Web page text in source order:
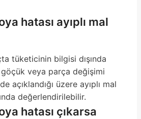
hatası ayıplı mal
tüketicinin bilgisi dışında
veya parça değişimi
açıklandığı üzere ayıplı mal
değerlendirilebilir.
hatası çıkarsa